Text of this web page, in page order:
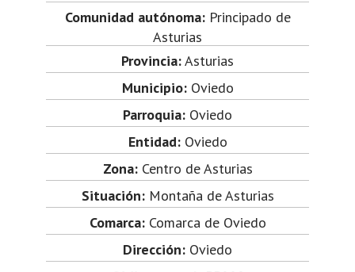
Comunidad autónoma:Principado de
Asturias
Provincia:Asturias
Municipio:Oviedo
Parroquia: Oviedo
Entidad:Oviedo
Zona:Centro de Asturias
Situación:Montaña de Asturias
Comarca:Comarca de Oviedo
Dirección: Oviedo